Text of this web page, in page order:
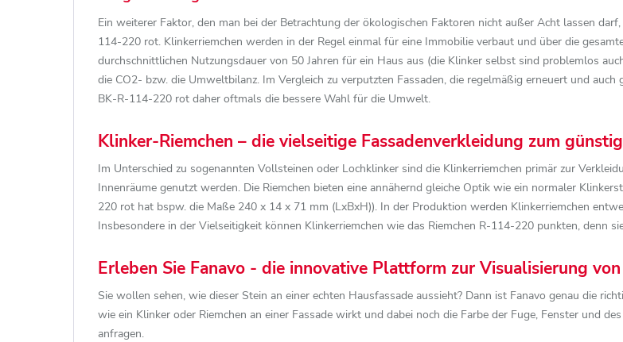
Ein weiterer Faktor, den man bei der Betrachtung der ökologischen Faktoren nicht außer Acht lassen
114-220 rot. Klinkerriemchen werden in der Regel einmal für eine Immobilie verbaut und über die
durchschnittlichen Nutzungsdauer von 50 Jahren für ein Haus aus (die Klinker selbst sind problemlos
die CO2- bzw. die Umweltbilanz. Im Vergleich zu verputzten Fassaden, die regelmäßig erneuert und
BK-R-114-220 rot daher oftmals die bessere Wahl für die Umwelt.
Klinker-Riemchen – die vielseitige Fassadenverkleidung zum
Im Unterschied zu sogenannten Vollsteinen oder Lochklinker sind die Klinkerriemchen primär zur
Innenräume genutzt werden. Die Riemchen bieten eine annähernd gleiche Optik wie ein normaler
220 rot hat bspw. die Maße 240 x 14 x 71 mm (LxBxH)). In der Produktion werden Klinkerriemchen
Insbesondere in der Vielseitigkeit können Klinkerriemchen wie das Riemchen R-114-220 punkten, denn
Erleben Sie Fanavo - die innovative Plattform zur Visualisierung
Sie wollen sehen, wie dieser Stein an einer echten Hausfassade aussieht? Dann ist Fanavo genau die
wie ein Klinker oder Riemchen an einer Fassade wirkt und dabei noch die Farbe der Fuge, Fenster und
anfragen.